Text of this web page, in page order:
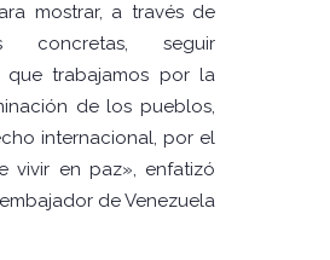
mostrar, a través de
concretas, seguir
que trabajamos por la
de los pueblos,
internacional, por el
vivir en paz», enfatizó
de Venezuela